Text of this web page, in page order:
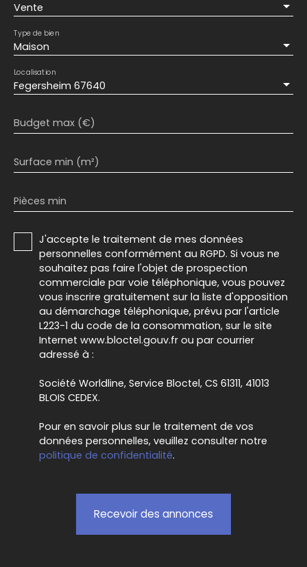
Vente
Maison
Type de bien
Fegersheim 67640
Localisation
Budget max (€)
Surface min (m²)
Pièces min
J'accepte le traitement de mes données
personnelles conformément au RGPD. Si vous ne
souhaitez pas faire l'objet de prospection
commerciale par voie téléphonique, vous pouvez
vous inscrire gratuitement sur la liste d'opposition
au démarchage téléphonique, prévu par l'article
L223-1 du code de la consommation, sur le site
Internet www.bloctel.gouv.fr ou par courrier
adressé à :
Société Worldline, Service Bloctel, CS 61311, 41013
BLOIS CEDEX.
Pour en savoir plus sur le traitement de vos
données personnelles, veuillez consulter notre
politique de confidentialité.
Recevoir des annonces